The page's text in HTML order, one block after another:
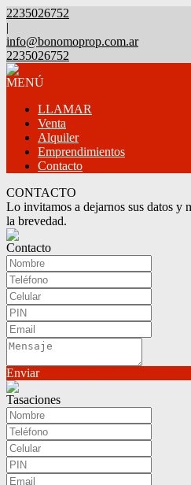
2235026752
|
info@bonomoprop.com.ar
2235026752
MENÚ
LLAMAR
Venta
Alquiler
Emprendimientos
Contacto
CONTACTO
Lo invitamos a dejarnos sus datos y
la brevedad.
Contacto
Enviar
Tasaciones